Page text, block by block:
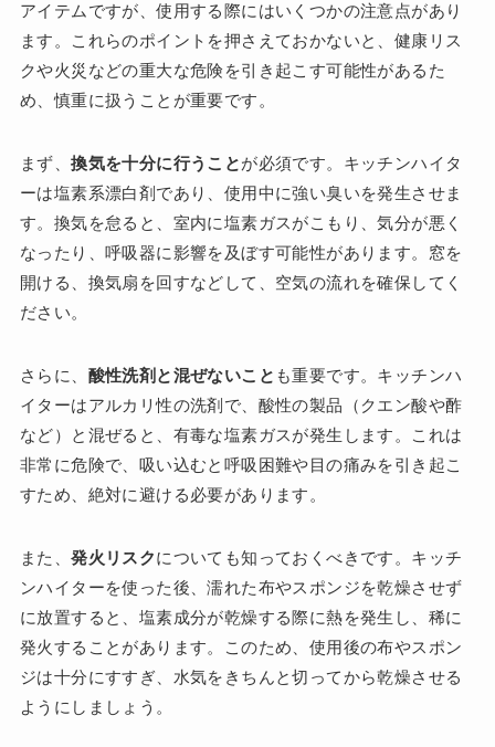
アイテムですが、使用する際にはいくつかの注意点があり
ます。これらのポイントを押さえておかないと、健康リス
クや火災などの重大な危険を引き起こす可能性があるた
め、慎重に扱うことが重要です。
まず、換気を十分に行うことが必須です。キッチンハイタ
ーは塩素系漂白剤であり、使用中に強い臭いを発生させま
す。換気を怠ると、室内に塩素ガスがこもり、気分が悪く
なったり、呼吸器に影響を及ぼす可能性があります。窓を
開ける、換気扇を回すなどして、空気の流れを確保してく
ださい。
さらに、 酸性洗剤と混ぜないこと も重要です。キッチンハ
イターはアルカリ性の洗剤で、酸性の製品（クエン酸や酢
など）と混ぜると、有毒な塩素ガスが発生します。これは
非常に危険で、吸い込むと呼吸困難や目の痛みを引き起こ
すため、絶対に避ける必要があります。
また、発火リスクについても知っておくべきです。キッチ
ンハイターを使った後、濡れた布やスポンジを乾燥させず
に放置すると、塩素成分が乾燥する際に熱を発生し、稀に
発火することがあります。このため、使用後の布やスポン
ジは十分にすすぎ、水気をきちんと切ってから乾燥させる
ようにしましょう。